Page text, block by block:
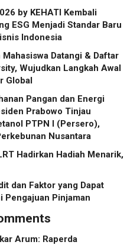
by KEHATI Kembali
ESG Menjadi Standar Baru
Indonesia
Mahasiswa Datangi & Daftar
Wujudkan Langkah Awal
Global
Pangan dan Energi
Prabowo Tinjau
PTPN I (Persero),
Nusantara
Hadirkan Hadiah Menarik,
dan Faktor yang Dapat
Pengajuan Pinjaman
Arum: Raperda